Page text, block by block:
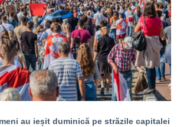
au ieșit duminică pe străzile capitalei